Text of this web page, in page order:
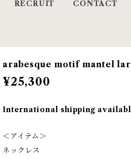
RECRUIT CONTACT
arabesque motif mantel
¥25,300
International shipping
＜アイテム＞
ネックレス